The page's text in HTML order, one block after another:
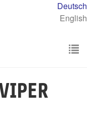
Deutsch
English